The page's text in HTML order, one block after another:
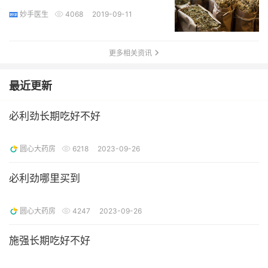
妙手医生 4068 2019-09-11
更多相关资讯
最近更新
必利劲长期吃好不好
圆心大药房 6218 2023-09-26
必利劲哪里买到
圆心大药房 4247 2023-09-26
施强长期吃好不好